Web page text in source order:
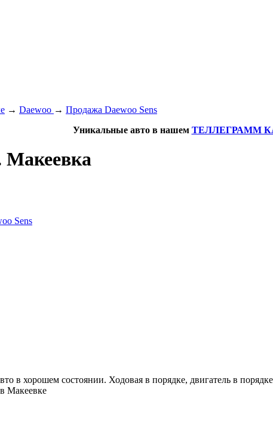
→ Daewoo → Продажа Daewoo Sens
Уникальные авто в нашем ТЕЛЛЕГРАММ
Макеевка
Sens
в хорошем состоянии. Ходовая в порядке, двигатель в
Макеевке